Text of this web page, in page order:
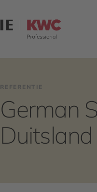
REFERENTIE
German
Duitsland